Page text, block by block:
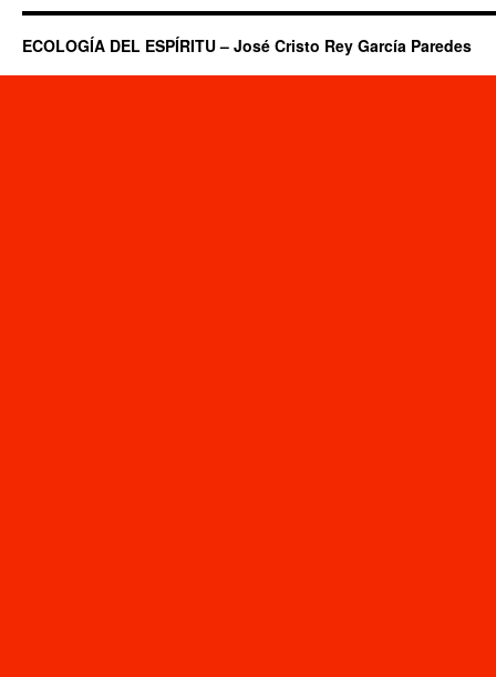
ECOLOGÍA DEL ESPÍRITU – José Cristo Rey García Paredes